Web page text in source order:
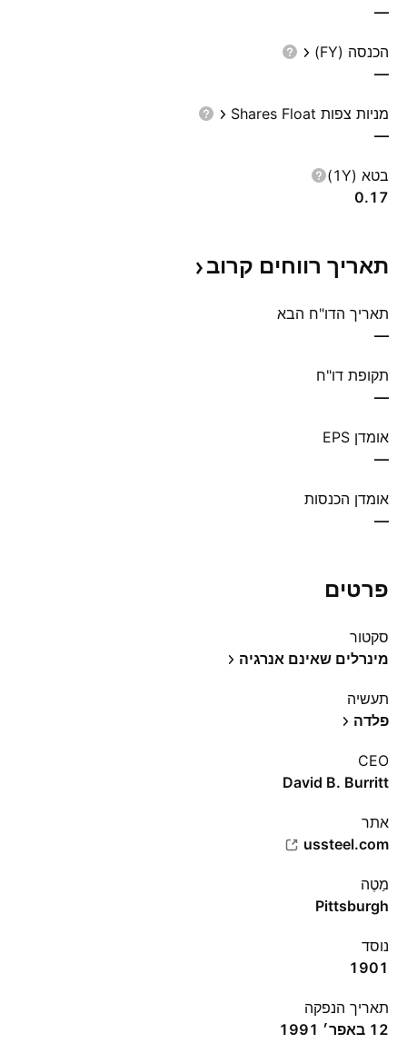
—
הכנסה (FY)
—
מניות צפות Shares Float
—
בטא (1Y)
0.17
תאריך רווחים קרוב
תאריך הדו"ח הבא
—
תקופת דו"ח
—
אומדן EPS
—
אומדן הכנסות
—
פרטים
סקטור
מינרלים שאינם אנרגיה
תעשיה
פלדה
CEO
David B. Burritt
אתר‏
ussteel.com
מַטֶה
Pittsburgh
נוסד
1901
תאריך הנפקה
12 באפר׳ 1991